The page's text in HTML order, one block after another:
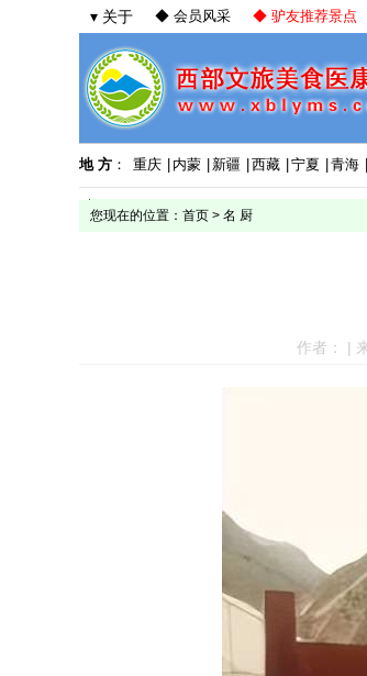
▾ 关于 ◆ 会员风采 ◆ 驴友推荐景点
地 方 ： 重庆 内蒙 新疆 西藏 宁夏 青海
您现在的位置： 首页 > 名 厨
作者： |